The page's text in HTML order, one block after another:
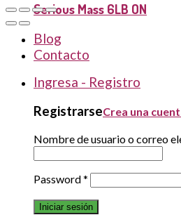
Serious Mass 6LB ON
Blog
Contacto
Ingresa - Registro
RegistrarseCrea una
Nombre de usuario o correo
Password*
Iniciar sesión